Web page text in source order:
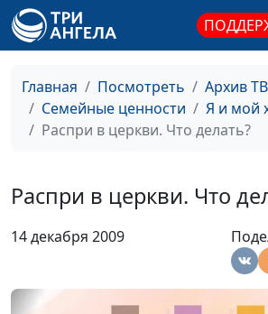
Главная Посмотреть
Архив
Семейные ценности
Я и мой
Распри в церкви. Что делать?
Распри в церкви. Что
14 декабря 2009
Виталий
Не живите
Александр
Последствия обиды
Авессалома
Александр
Виталий
обиженного
человека
Виталий
Горечь или свобода?
Александр
Виталий
Выводы из жизни
Александр